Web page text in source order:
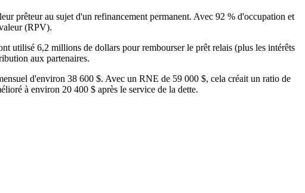
prêteur au sujet d'un refinancement permanent. Avec 92 % d'occupation et
(RPV).
utilisé 6,2 millions de dollars pour rembourser le prêt relais (plus les intérêts
aux partenaires.
d'environ 38 600 $. Avec un RNE de 59 000 $, cela créait un ratio de
à environ 20 400 $ après le service de la dette.